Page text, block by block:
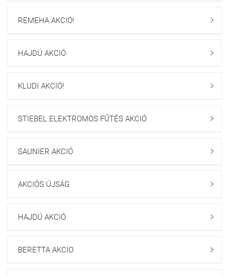
REMEHA AKCIÓ! 
HAJDÚ AKCIÓ 
KLUDI AKCIÓ! 
STIEBEL ELEKTROMOS FŰTÉS AKCIÓ 
SAUNIER AKCIÓ 
AKCIÓS ÚJSÁG 
HAJDÚ AKCIÓ 
BERETTA AKCIO 